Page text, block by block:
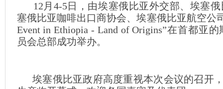
12月4-5日，由埃塞俄比亚外交部、埃塞俄
塞俄比亚咖啡出口商协会、埃塞俄比亚航空公
Event in Ethiopia - Land of Origins”在首都亚
员会总部成功举办。
埃塞俄比亚政府高度重视本次会议的召开，